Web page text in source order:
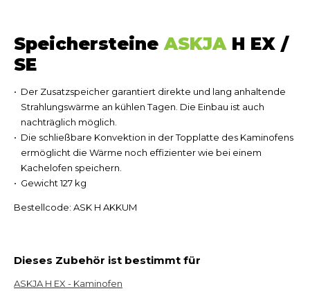
SpeichersteineASKJAH EX /
SE
Der Zusatzspeicher garantiert direkte und lang anhaltende
Strahlungswärme an kühlen Tagen. Die Einbau ist auch
nachträglich möglich.
Die schließbare Konvektion in der Topplatte des Kaminofens
ermöglicht die Wärme noch effizienter wie bei einem
Kachelofen speichern.
Gewicht 127 kg
Bestellcode: ASK H AKKUM
Dieses Zubehör ist bestimmt für
ASKJA H EX - Kaminofen